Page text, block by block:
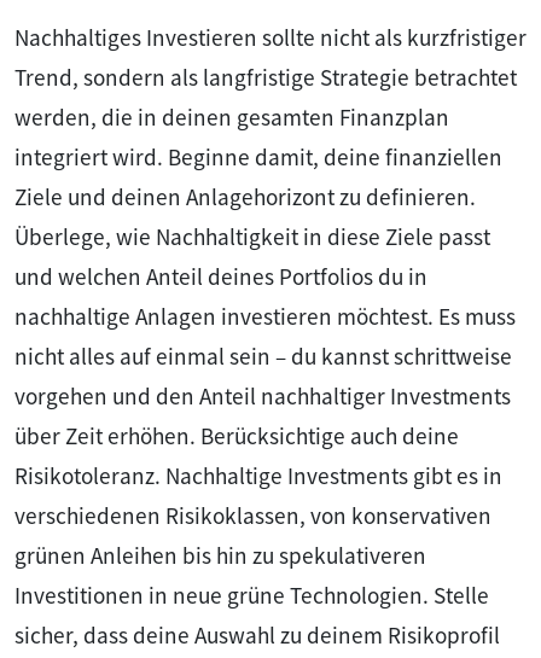
Nachhaltiges Investieren sollte nicht als kurzfristiger
Trend, sondern als langfristige Strategie betrachtet
werden, die in deinen gesamten Finanzplan
integriert wird. Beginne damit, deine finanziellen
Ziele und deinen Anlagehorizont zu definieren.
Überlege, wie Nachhaltigkeit in diese Ziele passt
und welchen Anteil deines Portfolios du in
nachhaltige Anlagen investieren möchtest. Es muss
nicht alles auf einmal sein – du kannst schrittweise
vorgehen und den Anteil nachhaltiger Investments
über Zeit erhöhen. Berücksichtige auch deine
Risikotoleranz. Nachhaltige Investments gibt es in
verschiedenen Risikoklassen, von konservativen
grünen Anleihen bis hin zu spekulativeren
Investitionen in neue grüne Technologien. Stelle
sicher, dass deine Auswahl zu deinem Risikoprofil